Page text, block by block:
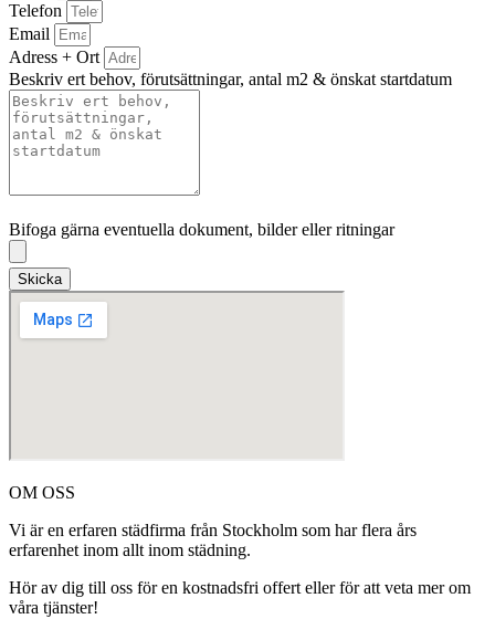
Telefon
Email
Adress + Ort
Beskriv ert behov, förutsättningar, antal m2 & önskat startdatum
Bifoga gärna eventuella dokument, bilder eller ritningar
Skicka
OM OSS
Vi är en erfaren städfirma från Stockholm som har flera års
erfarenhet inom allt inom städning.
Hör av dig till oss för en kostnadsfri offert eller för att veta mer om
våra tjänster!